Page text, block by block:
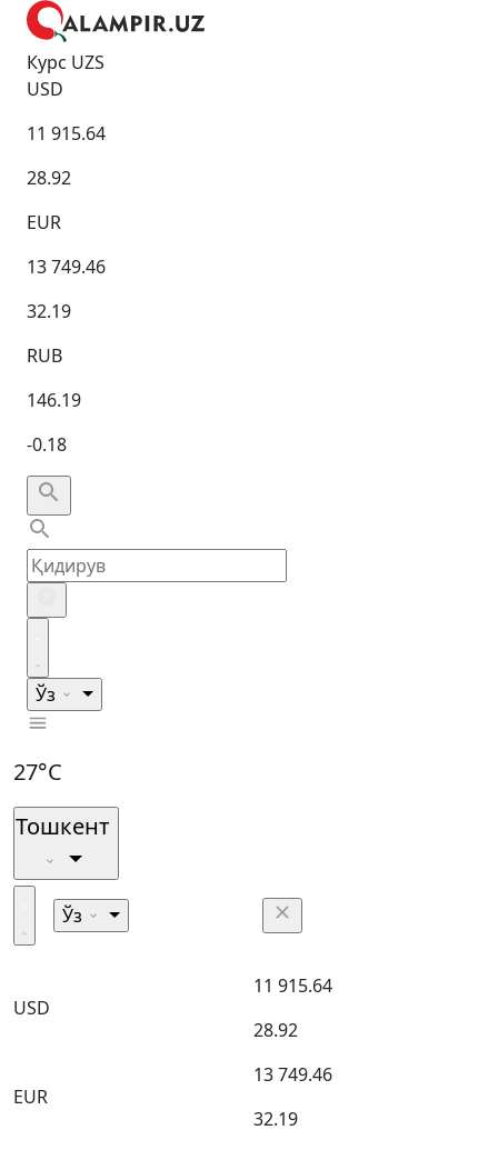
Курс UZS
USD
11 915.64
28.92
EUR
13 749.46
32.19
RUB
146.19
-0.18
Ўз
27°C
Тошкент
Ўз
USD
11 915.64
28.92
EUR
13 749.46
32.19